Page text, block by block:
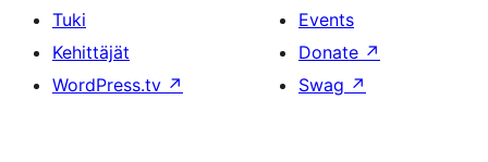
Tuki
Kehittäjät
WordPress.tv ↗
Events
Donate ↗
Swag ↗